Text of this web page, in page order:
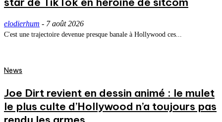
elodierhum - 7 août 2026
C'est une trajectoire devenue presque banale à Hollywood ces...
News
Joe Dirt revient en dessin animé : le mulet
le plus culte d’Hollywood n’a toujours pas